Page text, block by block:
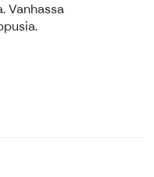
Vanhassa